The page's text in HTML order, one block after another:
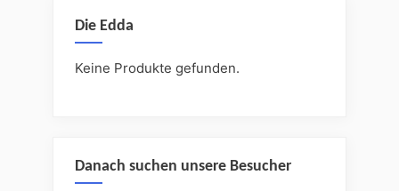
Die Edda
Keine Produkte gefunden.
Danach suchen unsere Besucher